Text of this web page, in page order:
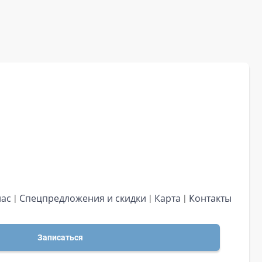
Спецпредложения и скидки Карта Контакты
Записаться